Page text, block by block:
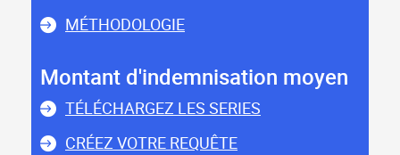
MÉTHODOLOGIE
Montant d'indemnisation moyen
TÉLÉCHARGEZ LES SERIES
CRÉEZ VOTRE REQUÊTE